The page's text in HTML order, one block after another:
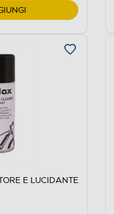
E LUCIDANTE